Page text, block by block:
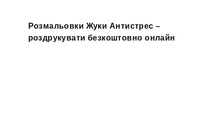
Розмальовки Жуки Антистрес –
роздрукувати безкоштовно онлайн